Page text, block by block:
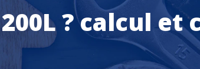
? calcul et